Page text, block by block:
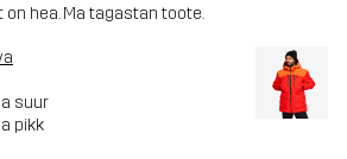
on hea. Ma tagastan toote.
suur
pikk